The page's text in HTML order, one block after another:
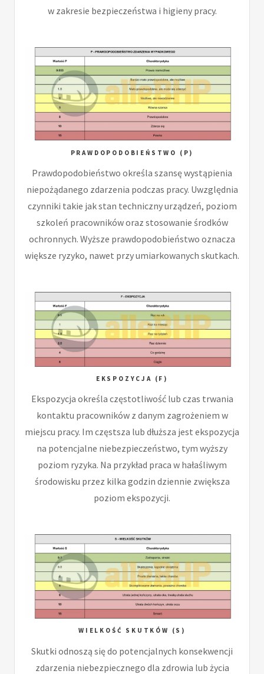
w zakresie bezpieczeństwa i higieny pracy.
PRAWDOPODOBIEŃSTWO (P)
Prawdopodobieństwo określa szansę wystąpienia
niepożądanego zdarzenia podczas pracy. Uwzględnia
czynniki takie jak stan techniczny urządzeń, poziom
szkoleń pracowników oraz stosowanie środków
ochronnych. Wyższe prawdopodobieństwo oznacza
większe ryzyko, nawet przy umiarkowanych skutkach.
EKSPOZYCJA (F)
Ekspozycja określa częstotliwość lub czas trwania
kontaktu pracowników z danym zagrożeniem w
miejscu pracy. Im częstsza lub dłuższa jest ekspozycja
na potencjalne niebezpieczeństwo, tym wyższy
poziom ryzyka. Na przykład praca w hałaśliwym
środowisku przez kilka godzin dziennie zwiększa
poziom ekspozycji.
WIELKOŚĆ SKUTKÓW (S)
Skutki odnoszą się do potencjalnych konsekwencji
zdarzenia niebezpiecznego dla zdrowia lub życia